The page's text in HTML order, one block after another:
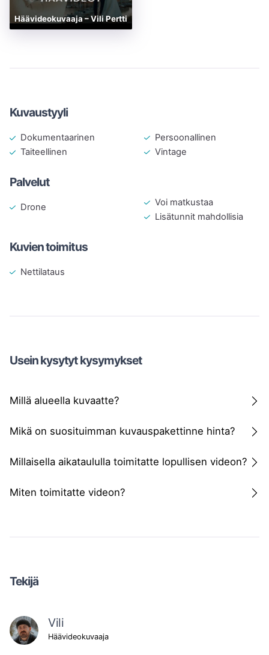
Häävideokuvaaja – Vili Pertti
Kuvaustyyli
Dokumentaarinen
Taiteellinen
Persoonallinen
Vintage
Palvelut
Drone
Voi matkustaa
Lisätunnit mahdollisia
Kuvien toimitus
Nettilataus
Usein kysytyt kysymykset
Millä alueella kuvaatte?
Mikä on suosituimman kuvauspakettinne hinta?
Millaisella aikataululla toimitatte lopullisen videon?
Miten toimitatte videon?
Tekijä
Vili
Häävideokuvaaja